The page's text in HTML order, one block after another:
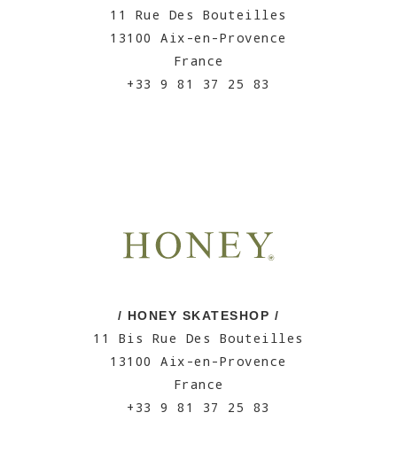
11 Rue Des Bouteilles
13100 Aix-en-Provence
France
+33 9 81 37 25 83
/ HONEY SKATESHOP /
11 Bis Rue Des Bouteilles
13100 Aix-en-Provence
France
+33 9 81 37 25 83